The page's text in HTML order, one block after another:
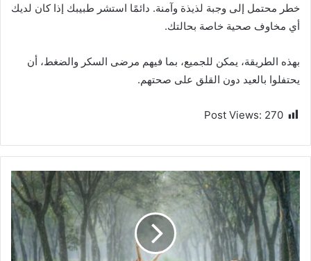
خطر محتمل إلى وجبة لذيذة وآمنة. دائمًا استشر طبيبك إذا كان لديك
أي مخاوف صحية خاصة بحالتك.
بهذه الطريقة، يمكن للجميع، بما فيهم مرضى السكر والضغط، أن
يحتفلوا بالعيد دون القلق على صحتهم.
Post Views: 270